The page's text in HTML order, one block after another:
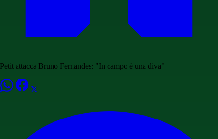
Petit attacca Bruno Fernandes: "In campo è una diva"